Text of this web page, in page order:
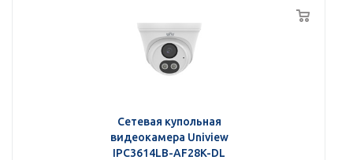
Сетевая купольная
видеокамера Uniview
IPC3614LB-AF28K-DL